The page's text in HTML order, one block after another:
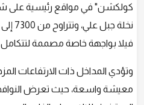
كولكشن" في مواقع رئيسية
فيلا بواجهة خاصة مصممة لتتكامل
وتؤدي المداخل ذات الارتفاعات
معيشة واسعة، حيث تعرض